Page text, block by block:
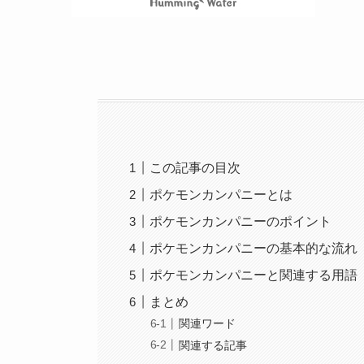
この記事の目次
ポケモンカンパニーとは
ポケモンカンパニーのポイント
ポケモンカンパニーの基本的な流れ
ポケモンカンパニーと関連する用語
まとめ
関連ワード
関連する記事